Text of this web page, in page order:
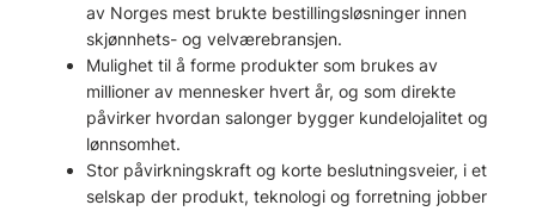
av Norges mest brukte bestillingsløsninger innen
skjønnhets- og velværebransjen.
Mulighet til å forme produkter som brukes av
millioner av mennesker hvert år, og som direkte
påvirker hvordan salonger bygger kundelojalitet og
lønnsomhet.
Stor påvirkningskraft og korte beslutningsveier, i et
selskap der produkt, teknologi og forretning jobber